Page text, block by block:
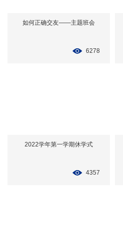
如何正确交友——主题班会
6278
2022学年第一学期休学式
4357